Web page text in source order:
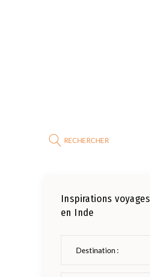
RECHERCHER
Inspirations voyages
en Inde